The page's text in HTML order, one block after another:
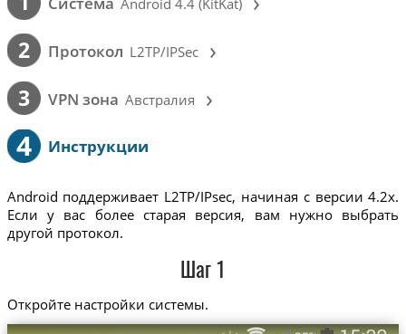
Android 4.4 (KitKat)
2 Протокол L2TP/IPSec ›
3 VPN зона Австралия ›
4 Инструкции
Android поддерживает L2TP/IPsec, начиная с версии 4.2x.
Если у вас более старая версия, вам нужно выбрать
другой протокол.
Шаг 1
Откройте настройки системы.